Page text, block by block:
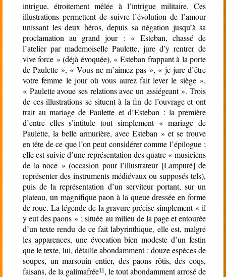
intrigue, étroitement mêlée à l’intrigue militaire. Ces
illustrations permettent de suivre l’évolution de l’amour
unissant les deux héros, depuis sa négation jusqu’à sa
proclamation au grand jour : « Esteban, chassé de
l’atelier par mademoiselle Paulette, jure d’y rentrer de
vive force » (déjà évoquée), « Esteban frappant à la porte
de Paulette », « Vous ne m’aimez pas », « je jure d’être
votre femme le jour où vous aurez fait lever le siège »,
« Paulette avoue ses relations avec un assiégeant ». Trois
de ces illustrations se situent à la fin de l’ouvrage et ont
trait au mariage de Paulette et d’Esteban : la première
d’entre elles s’intitule tout simplement « mariage de
Paulette, la belle armurière, avec Esteban » et se trouve
en tête de ce que l’on peut considérer comme l’épilogue ;
elle est suivie d’une représentation des quatre « musiciens
de la noce » (occasion pour l’illustrateur [Lampuré] de
représenter des instruments médiévaux ou supposés tels),
puis de la représentation d’un serviteur portant, sur un
plateau, un magnifique paon à la queue dressée en forme
de roue. La légende de la gravure précise simplement « il
y eut des paons » ; située au milieu de la page et entourée
d’un texte rendu de ce fait labyrinthique, elle est, malgré
les apparences, une évocation bien modeste d’un festin
que le texte, lui, détaille abondamment : douze espèces de
soupes, un marsouin entier, des paons rôtis, des coqs,
faisans, de la galimafrée11, le tout abondamment arrosé de